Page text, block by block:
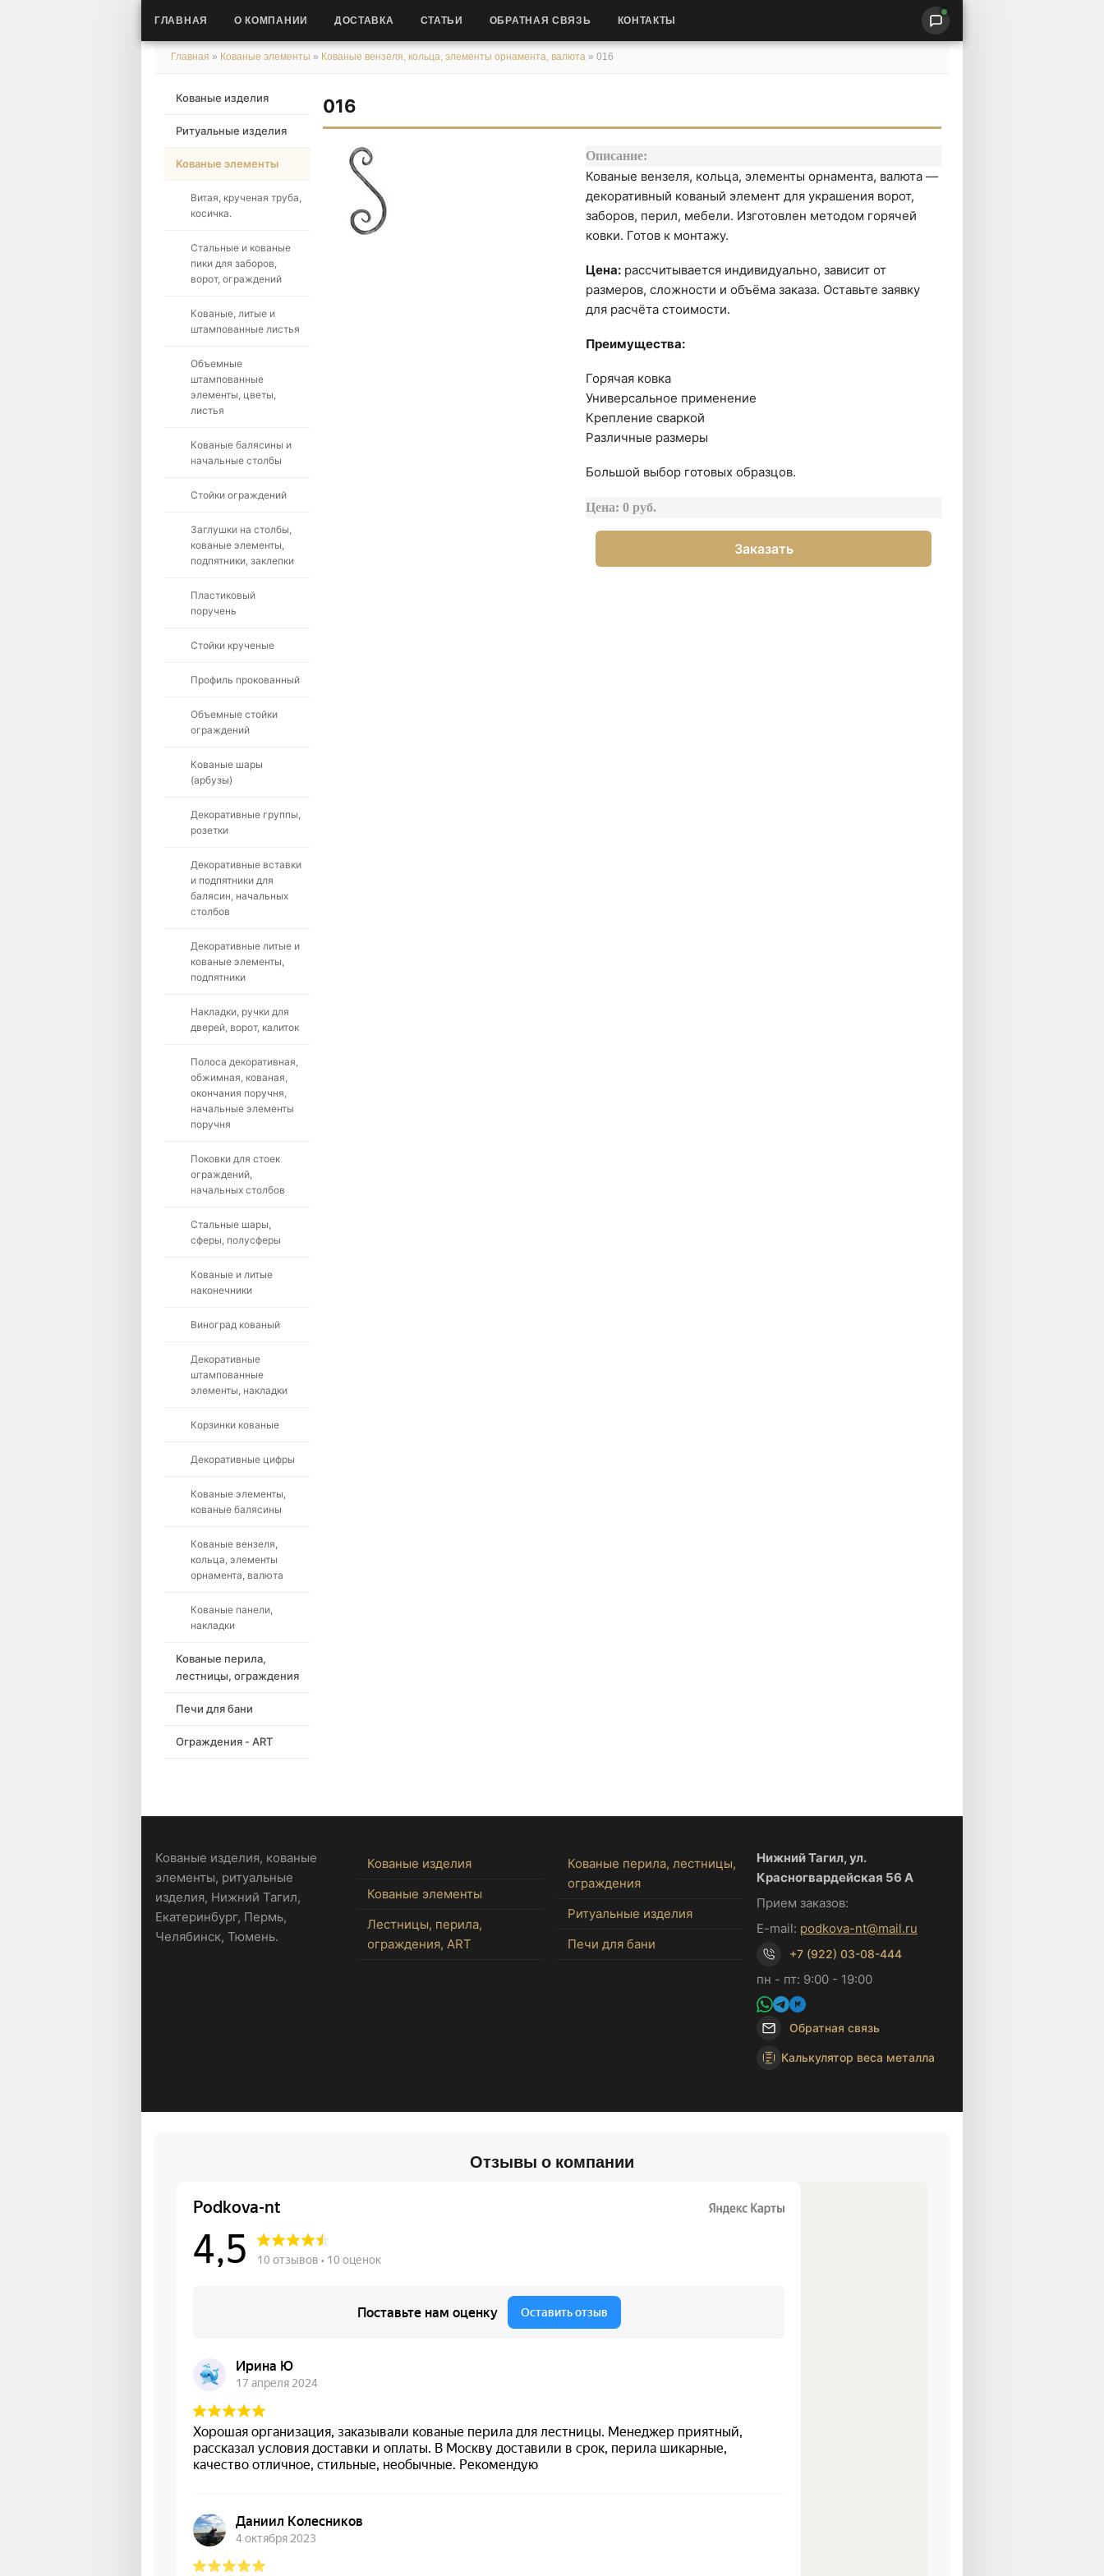
ГЛАВНАЯ О КОМПАНИИ ДОСТАВКА СТАТЬИ ОБРАТНАЯ СВЯЗЬ КОНТАКТЫ
Главная » Кованые элементы » Кованые вензеля, кольца, элементы орнамента, валюта » 016
Кованые изделия
Ритуальные изделия
Кованые элементы
Витая, крученая труба,
косичка.
Стальные и кованые
пики для заборов,
ворот, ограждений
Кованые, литые и
штампованные листья
Объемные
штампованные
элементы, цветы,
листья
Кованые балясины и
начальные столбы
Стойки ограждений
Заглушки на столбы,
кованые элементы,
подпятники, заклепки
Пластиковый
поручень
Стойки крученые
Профиль прокованный
Объемные стойки
ограждений
Кованые шары
(арбузы)
Декоративные группы,
розетки
Декоративные вставки
и подпятники для
балясин, начальных
столбов
Декоративные литые и
кованые элементы,
подпятники
Накладки, ручки для
дверей, ворот, калиток
Полоса декоративная,
обжимная, кованая,
окончания поручня,
начальные элементы
поручня
Поковки для стоек
ограждений,
начальных столбов
Стальные шары,
сферы, полусферы
Кованые и литые
наконечники
Виноград кованый
Декоративные
штампованные
элементы, накладки
Корзинки кованые
Декоративные цифры
Кованые элементы,
кованые балясины
Кованые вензеля,
кольца, элементы
орнамента, валюта
Кованые панели,
накладки
Кованые перила,
лестницы, ограждения
Печи для бани
Ограждения - ART
016
Описание:
Кованые вензеля, кольца, элементы орнамента, валюта —
декоративный кованый элемент для украшения ворот,
заборов, перил, мебели. Изготовлен методом горячей
ковки. Готов к монтажу.
Цена: рассчитывается индивидуально, зависит от
размеров, сложности и объёма заказа. Оставьте заявку
для расчёта стоимости.
Преимущества:
Горячая ковка
Универсальное применение
Крепление сваркой
Различные размеры
Большой выбор готовых образцов.
Цена: 0 руб.
Заказать
Кованые изделия, кованые
элементы, ритуальные
изделия, Нижний Тагил,
Екатеринбург, Пермь,
Челябинск, Тюмень.
Кованые изделия
Кованые элементы
Лестницы, перила,
ограждения, ART
Кованые перила, лестницы,
ограждения
Ритуальные изделия
Печи для бани
Нижний Тагил, ул.
Красногвардейская 56 А
Прием заказов:
E-mail: podkova-nt@mail.ru
+7 (922) 03-08-444
пн - пт: 9:00 - 19:00
Обратная связь
Калькулятор веса металла
Отзывы о компании